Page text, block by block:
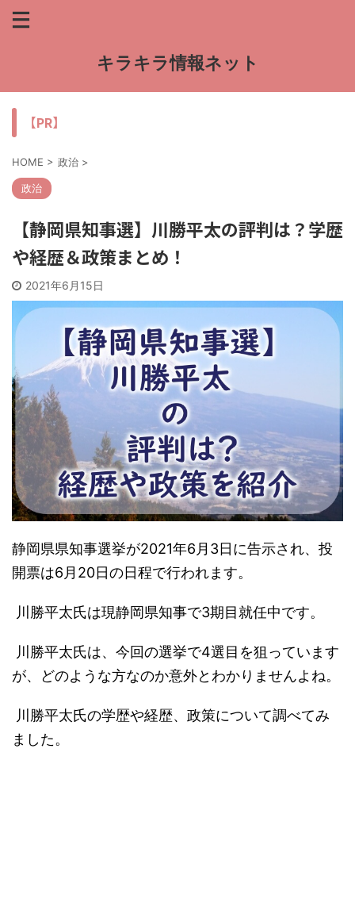
キラキラ情報ネット
【PR】
HOME > 政治 >
政治
【静岡県知事選】川勝平太の評判は？学歴
や経歴＆政策まとめ！
2021年6月15日
静岡県県知事選挙が2021年6月3日に告示され、投
開票は6月20日の日程で行われます。
川勝平太氏は現静岡県知事で3期目就任中です。
川勝平太氏は、今回の選挙で4選目を狙っています
が、どのような方なのか意外とわかりませんよね。
川勝平太氏の学歴や経歴、政策について調べてみ
ました。